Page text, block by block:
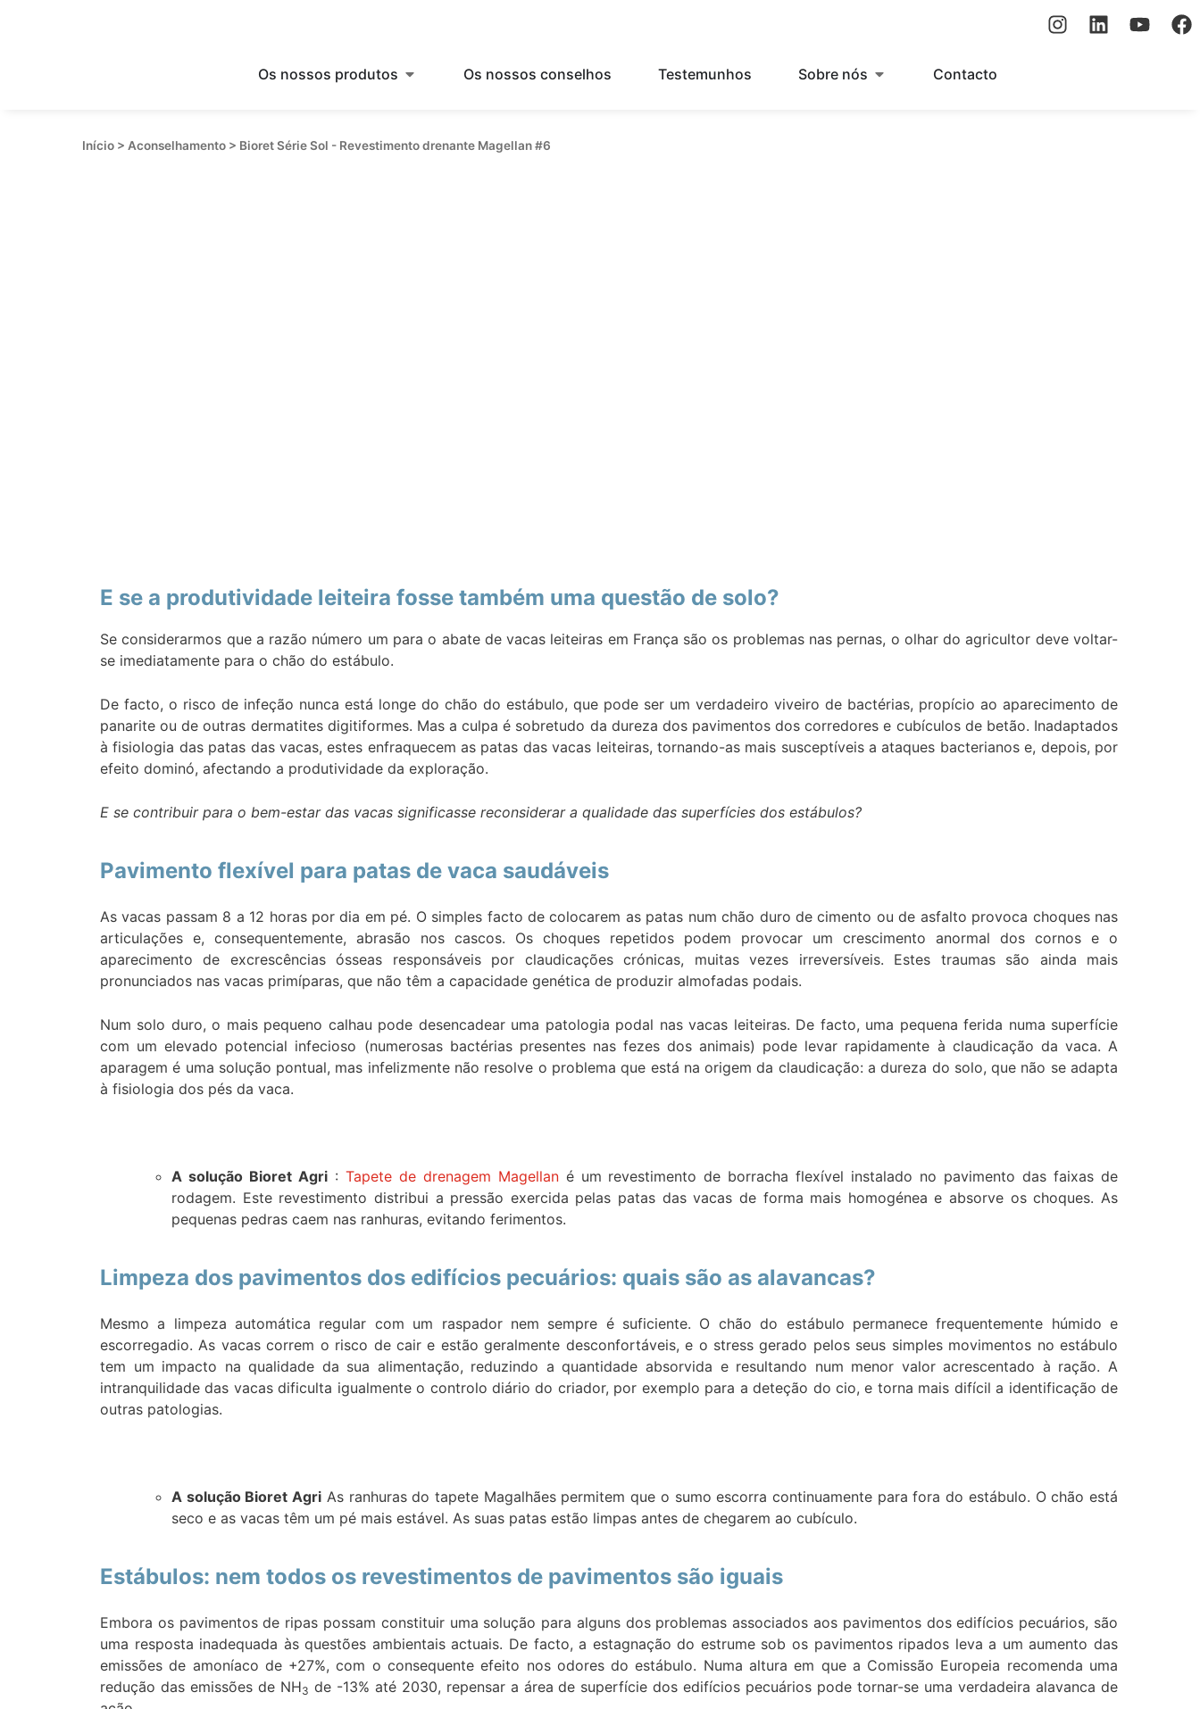
Os nossos produtos Os nossos conselhos Testemunhos Sobre nós Contacto
Início > Aconselhamento > Bioret Série Sol - Revestimento drenante Magellan #6
E se a produtividade leiteira fosse também uma questão de solo?
Se considerarmos que a razão número um para o abate de vacas leiteiras em França são os problemas nas pernas, o olhar do agricultor deve voltar-
se imediatamente para o chão do estábulo.
De facto, o risco de infeção nunca está longe do chão do estábulo, que pode ser um verdadeiro viveiro de bactérias, propício ao aparecimento de
panarite ou de outras dermatites digitiformes. Mas a culpa é sobretudo da dureza dos pavimentos dos corredores e cubículos de betão. Inadaptados
à fisiologia das patas das vacas, estes enfraquecem as patas das vacas leiteiras, tornando-as mais susceptíveis a ataques bacterianos e, depois, por
efeito dominó, afectando a produtividade da exploração.
E se contribuir para o bem-estar das vacas significasse reconsiderar a qualidade das superfícies dos estábulos?
Pavimento flexível para patas de vaca saudáveis
As vacas passam 8 a 12 horas por dia em pé. O simples facto de colocarem as patas num chão duro de cimento ou de asfalto provoca choques nas
articulações e, consequentemente, abrasão nos cascos. Os choques repetidos podem provocar um crescimento anormal dos cornos e o
aparecimento de excrescências ósseas responsáveis por claudicações crónicas, muitas vezes irreversíveis. Estes traumas são ainda mais
pronunciados nas vacas primíparas, que não têm a capacidade genética de produzir almofadas podais.
Num solo duro, o mais pequeno calhau pode desencadear uma patologia podal nas vacas leiteiras. De facto, uma pequena ferida numa superfície
com um elevado potencial infecioso (numerosas bactérias presentes nas fezes dos animais) pode levar rapidamente à claudicação da vaca. A
aparagem é uma solução pontual, mas infelizmente não resolve o problema que está na origem da claudicação: a dureza do solo, que não se adapta
à fisiologia dos pés da vaca.
A solução Bioret Agri: Tapete de drenagem Magellané um revestimento de borracha flexível instalado no pavimento das faixas de
rodagem. Este revestimento distribui a pressão exercida pelas patas das vacas de forma mais homogénea e absorve os choques. As
pequenas pedras caem nas ranhuras, evitando ferimentos.
Limpeza dos pavimentos dos edifícios pecuários: quais são as alavancas?
Mesmo a limpeza automática regular com um raspador nem sempre é suficiente. O chão do estábulo permanece frequentemente húmido e
escorregadio. As vacas correm o risco de cair e estão geralmente desconfortáveis, e o stress gerado pelos seus simples movimentos no estábulo
tem um impacto na qualidade da sua alimentação, reduzindo a quantidade absorvida e resultando num menor valor acrescentado à ração. A
intranquilidade das vacas dificulta igualmente o controlo diário do criador, por exemplo para a deteção do cio, e torna mais difícil a identificação de
outras patologias.
A solução Bioret Agri As ranhuras do tapete Magalhães permitem que o sumo escorra continuamente para fora do estábulo. O chão está
seco e as vacas têm um pé mais estável. As suas patas estão limpas antes de chegarem ao cubículo.
Estábulos: nem todos os revestimentos de pavimentos são iguais
Embora os pavimentos de ripas possam constituir uma solução para alguns dos problemas associados aos pavimentos dos edifícios pecuários, são
uma resposta inadequada às questões ambientais actuais. De facto, a estagnação do estrume sob os pavimentos ripados leva a um aumento das
emissões de amoníaco de +27%, com o consequente efeito nos odores do estábulo. Numa altura em que a Comissão Europeia recomenda uma
redução das emissões de NH3 de -13% até 2030, repensar a área de superfície dos edifícios pecuários pode tornar-se uma verdadeira alavanca de